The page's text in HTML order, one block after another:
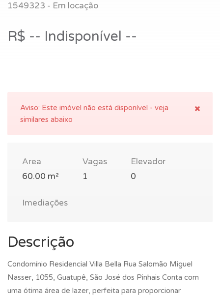
1549323 - Em locação
R$ -- Indisponível --
Aviso: Este imóvel não está disponível - veja
similares abaixo
Area
60.00 m²
Vagas
1
Elevador
0
Imediações
Descrição
Condomínio Residencial Villa Bella Rua Salomão Miguel
Nasser, 1055, Guatupê, São José dos Pinhais Conta com
uma ótima área de lazer, perfeita para proporcionar